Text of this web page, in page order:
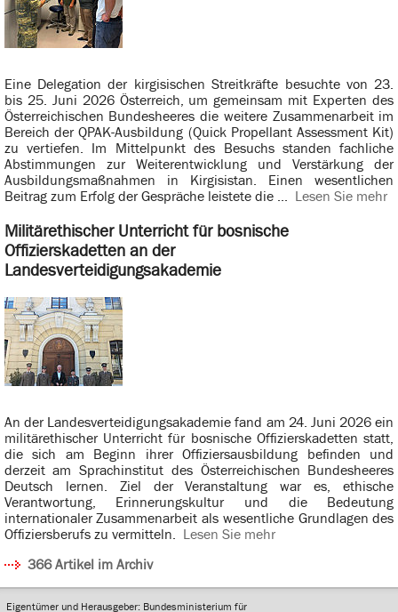
Eine Delegation der kirgisischen Streitkräfte besuchte von 23.
bis 25. Juni 2026 Österreich, um gemeinsam mit Experten des
Österreichischen Bundesheeres die weitere Zusammenarbeit im
Bereich der QPAK-Ausbildung (Quick Propellant Assessment Kit)
zu vertiefen. Im Mittelpunkt des Besuchs standen fachliche
Abstimmungen zur Weiterentwicklung und Verstärkung der
Ausbildungsmaßnahmen in Kirgisistan. Einen wesentlichen
Beitrag zum Erfolg der Gespräche leistete die ...
Lesen Sie mehr
Militärethischer Unterricht für bosnische
Offizierskadetten an der
Landesverteidigungsakademie
An der Landesverteidigungsakademie fand am 24. Juni 2026 ein
militärethischer Unterricht für bosnische Offizierskadetten statt,
die sich am Beginn ihrer Offiziersausbildung befinden und
derzeit am Sprachinstitut des Österreichischen Bundesheeres
Deutsch lernen. Ziel der Veranstaltung war es, ethische
Verantwortung, Erinnerungskultur und die Bedeutung
internationaler Zusammenarbeit als wesentliche Grundlagen des
Offiziersberufs zu vermitteln. Lesen Sie mehr
366 Artikel im Archiv
Eigentümer und Herausgeber: Bundesministerium für